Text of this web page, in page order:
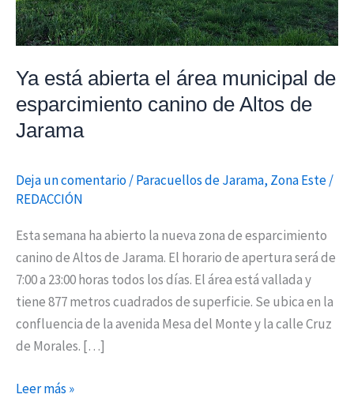
Ya está abierta el área municipal de
esparcimiento canino de Altos de
Jarama
Deja un comentario/Paracuellos de Jarama, Zona Este/
REDACCIÓN
Esta semana ha abierto la nueva zona de esparcimiento
canino de Altos de Jarama. El horario de apertura será de
7:00 a 23:00 horas todos los días. El área está vallada y
tiene 877 metros cuadrados de superficie. Se ubica en la
confluencia de la avenida Mesa del Monte y la calle Cruz
de Morales. […]
canino
de
de
Jarama
Leer más »